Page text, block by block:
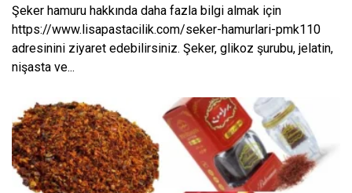
Şeker hamuru hakkında daha fazla bilgi almak için
https://www.lisapastacilik.com/seker-hamurlari-pmk110
adresinini ziyaret edebilirsiniz. Şeker, glikoz şurubu, jelatin,
nişasta ve...